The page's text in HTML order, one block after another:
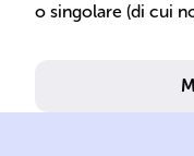
o singolare (di cui